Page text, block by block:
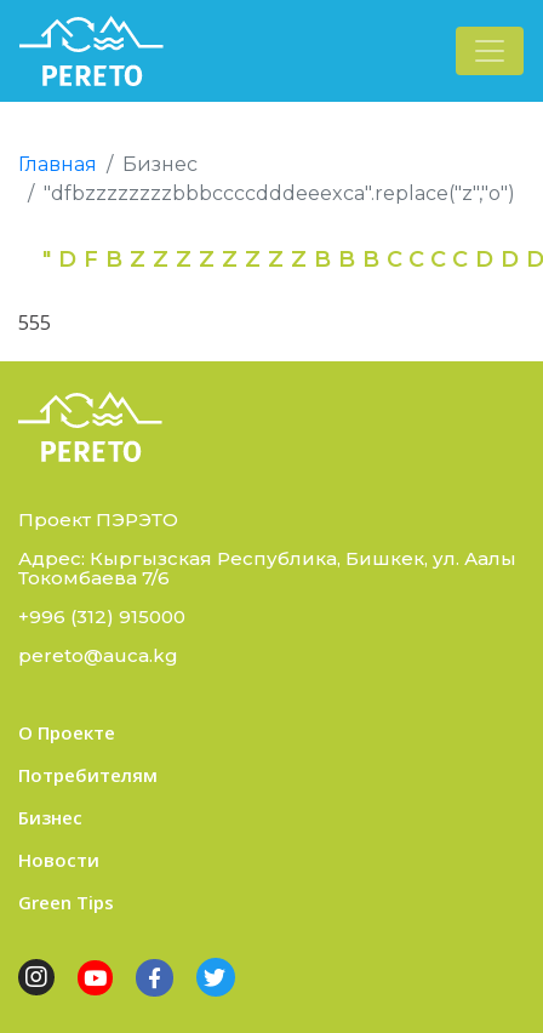
Главная
Бизнес
"dfbzzzzzzzzbbbccccdddeeexca".replace("z","o")
555
Проект ПЭРЭТО
Адрес: Кыргызская Республика, Бишкек, ул. Аалы
Токомбаева 7/6
+996 (312) 915000
pereto@auca.kg
О Проекте
Потребителям
Бизнес
Новости
Green Tips